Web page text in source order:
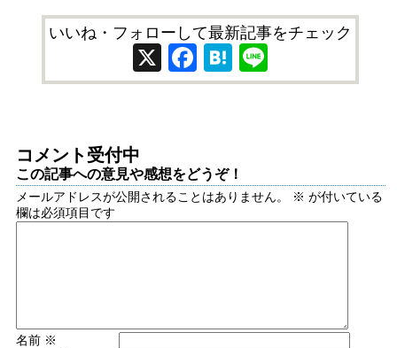
いいね・フォローして最新記事をチェック
X Facebook
Hatena
コメント受付中
この記事への意見や感想をどうぞ！
メールアドレスが公開されることはありません。 ※ が付いている
欄は必須項目です
名前 ※